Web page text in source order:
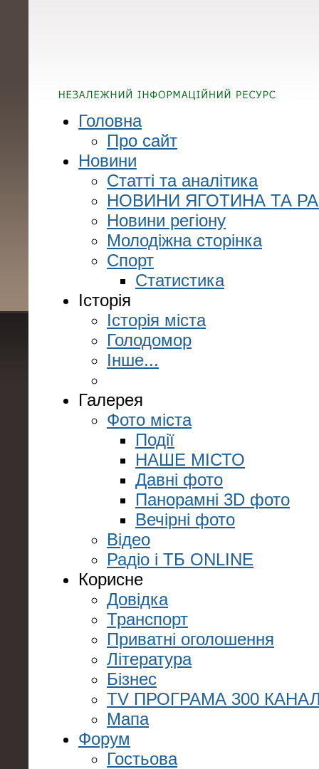
Головна
Про сайт
Новини
Статті та аналітика
НОВИНИ ЯГОТИНА ТА
Новини регіону
Молодіжна сторінка
Спорт
Статистика
Історія
Історія міста
Голодомор
Інше...
Галерея
Фото міста
Події
НАШЕ МІСТО
Давні фото
Панорамні 3D фото
Вечірні фото
Відео
Радіо і ТБ ONLINE
Корисне
Довідка
Транспорт
Приватні оголошення
Література
Бізнес
TV ПРОГРАМА 300
Мапа
Форум
Гостьова